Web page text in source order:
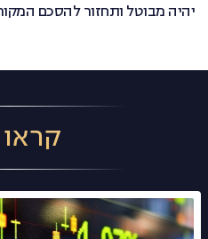
יהיה מבוטל ותחזור להסכם